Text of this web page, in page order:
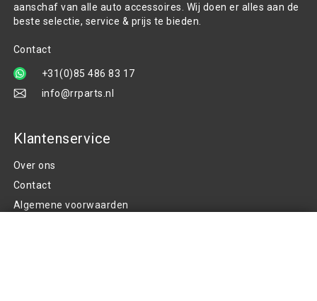
aanschaf van alle auto accessoires. Wij doen er alles aan de
beste selectie, service & prijs te bieden.
Contact
+31(0)85 486 83 17
info@rrparts.nl
Klantenservice
Over ons
Contact
Algemene voorwaarden